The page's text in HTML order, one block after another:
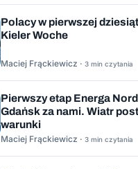
Polacy w pierwszej
Kieler Woche
Maciej Frąckiewicz · 3 min czytania
Pierwszy etap Energa
Gdańsk za nami. Wiatr
warunki
Maciej Frąckiewicz · 3 min czytania